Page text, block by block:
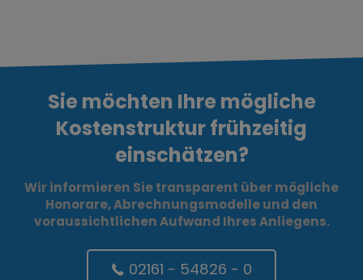
Sie möchten Ihre mögliche
Kostenstruktur frühzeitig
einschätzen?
Wir informieren Sie transparent über mögliche
Honorare, Abrechnungsmodelle und den
voraussichtlichen Aufwand Ihres Anliegens.
Ÿ 02161 - 54826 - 0